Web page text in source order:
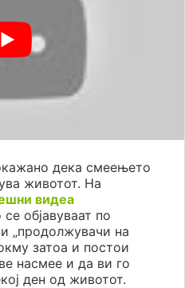
дека смеењето
животот. На
видеа
се објавуваат по
„продолжувачи на
затоа и постои
насмее и да ви го
ден од животот.